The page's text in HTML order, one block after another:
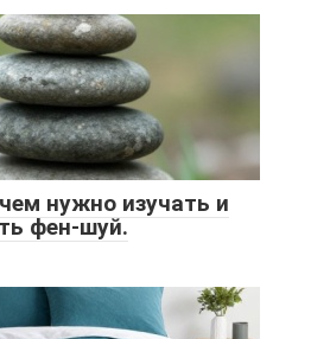
нужно изучать и
фен-шуй.